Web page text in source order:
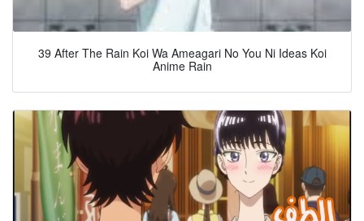
39 After The Rain Koi Wa Ameagari No You Ni Ideas Koi
Anime Rain